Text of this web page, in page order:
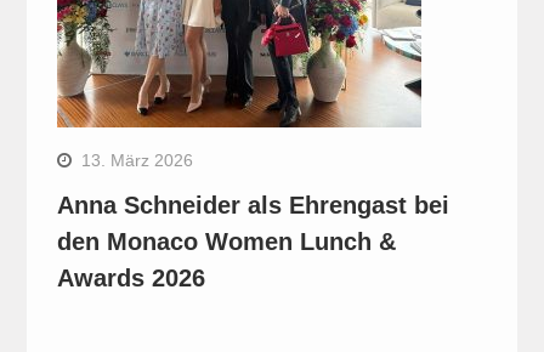
13. März 2026
Anna Schneider als Ehrengast bei
den Monaco Women Lunch &
Awards 2026